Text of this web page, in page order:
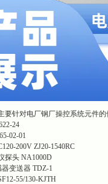
要针对电厂钢厂操控系统元件
24
02-01
200V ZJ20-1540RC
探头 NA1000D
变送器 TDZ-1
55/130-KJTH